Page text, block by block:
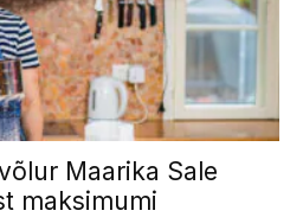
Maarika Sale
maksimumi